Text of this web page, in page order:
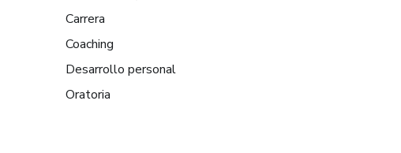
Carrera
Coaching
Desarrollo personal
Oratoria